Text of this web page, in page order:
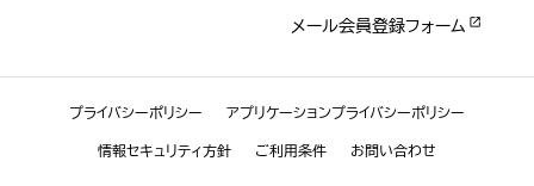
メール会員登録フォーム
プライバシーポリシー アプリケーションプライバシーポリシー
情報セキュリティ方針 ご利用条件 お問い合わせ